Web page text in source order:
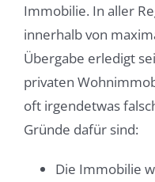
Immobilie. In aller
innerhalb von
Übergabe erledigt
privaten
oft irgendetwas
Gründe dafür sind:
Die Immobilie